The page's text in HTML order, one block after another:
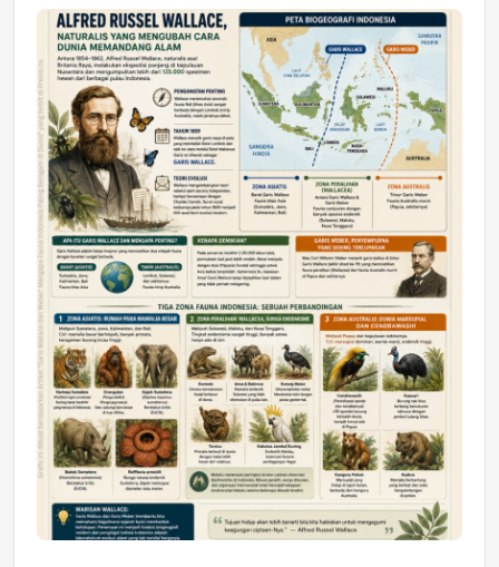
Jumat, 17 Jul 2026 22:30
DAERAH
Astra Motor Kalimantan Timur 2 Dukung
Mahasiswa Samarinda dalam Astra
Honda SDGs Future Leaders 2026
Jumat, 10 Jul 2026 19:01